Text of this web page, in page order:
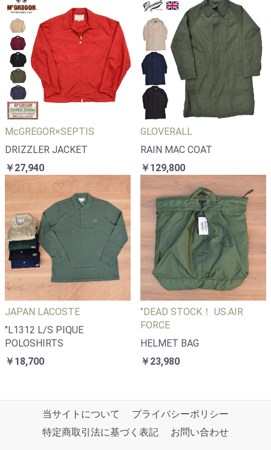
McGREGOR×SEPTIS
DRIZZLER JACKET
￥27,940
GLOVERALL
RAIN MAC COAT
￥129,800
JAPAN LACOSTE
"L1312 L/S PIQUE
POLOSHIRTS
￥18,700
"DEAD STOCK！ US.AIR
FORCE
HELMET BAG
￥23,980
当サイトについて
プライバシーポリシー
特定商取引法に基づく表記
お問い合わせ